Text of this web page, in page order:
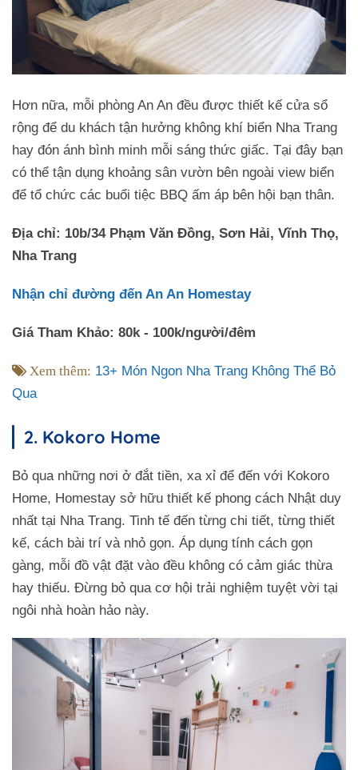
Hơn nữa, mỗi phòng An An đều được thiết kế cửa sổ
rộng để du khách tận hưởng không khí biển Nha Trang
hay đón ánh bình minh mỗi sáng thức giấc. Tại đây bạn
có thể tận dụng khoảng sân vườn bên ngoài view biển
để tổ chức các buổi tiệc BBQ ấm áp bên hội bạn thân.
Địa chỉ: 10b/34 Phạm Văn Đồng, Sơn Hải, Vĩnh Thọ,
Nha Trang
Nhận chỉ đường đến An An Homestay
Giá Tham Khảo: 80k - 100k/người/đêm
Xem thêm: 13+ Món Ngon Nha Trang Không Thể Bỏ
Qua
2. Kokoro Home
Bỏ qua những nơi ở đắt tiền, xa xỉ để đến với Kokoro
Home, Homestay sở hữu thiết kế phong cách Nhật duy
nhất tại Nha Trang. Tinh tế đến từng chi tiết, từng thiết
kế, cách bài trí và nhỏ gọn. Áp dụng tính cách gọn
gàng, mỗi đồ vật đặt vào đều không có cảm giác thừa
hay thiếu. Đừng bỏ qua cơ hội trải nghiệm tuyệt vời tại
ngôi nhà hoàn hảo này.